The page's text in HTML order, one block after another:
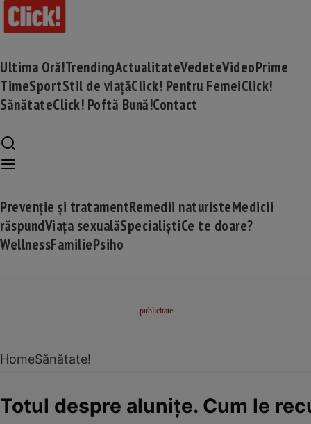
Ultima Oră!TrendingActualitateVedeteVideoPrime
TimeSportStil de viațăClick! Pentru FemeiClick!
SănătateClick! Poftă Bună!Contact
Prevenție și tratamentRemedii naturisteMedicii
răspundViața sexualăSpecialiștiCe te doare?
WellnessFamiliePsiho
HomeSănătate!
Totul despre aluniţe. Cum le